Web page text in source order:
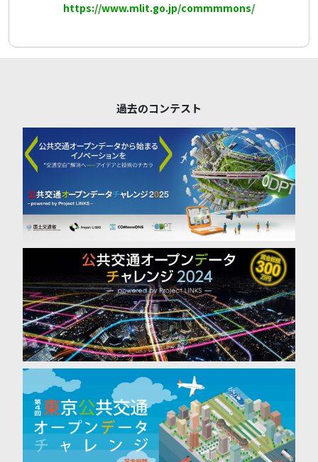
https://www.mlit.go.jp/commmmons/
過去のコンテスト